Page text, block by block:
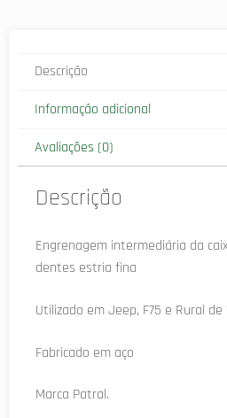
Descrição
Informação adicional
Avaliações (0)
Descrição
Engrenagem intermediária da
dentes estria fina
Utilizado em Jeep, F75 e Rural
Fabricado em aço
Marca Patral.